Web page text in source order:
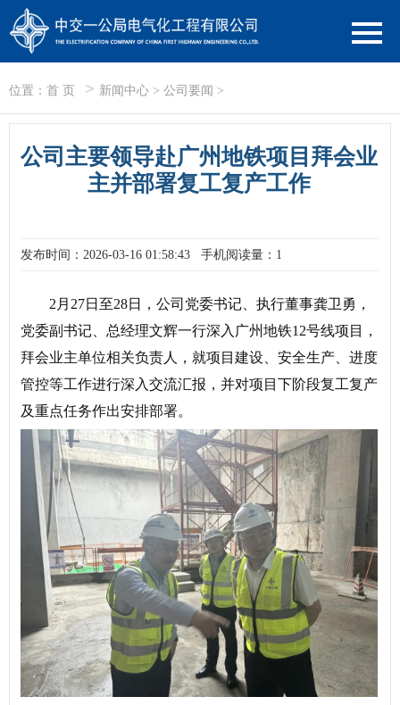
位置： 首 页 > 新闻中心 > 公司要闻 >
公司主要领导赴广州地铁项目拜会业
主并部署复工复产工作
发布时间：2026-03-16 01:58:43 手机阅读量：1
2月27日至28日，公司党委书记、执行董事龚卫勇，
党委副书记、总经理文辉一行深入广州地铁12号线项目，
拜会业主单位相关负责人，就项目建设、安全生产、进度
管控等工作进行深入交流汇报，并对项目下阶段复工复产
及重点任务作出安排部署。